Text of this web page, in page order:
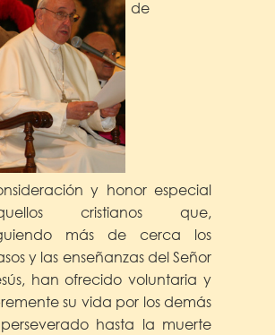
de
y honor especial
cristianos que,
más de cerca los
y las enseñanzas del Señor
han ofrecido voluntaria y
su vida por los demás
hasta la muerte